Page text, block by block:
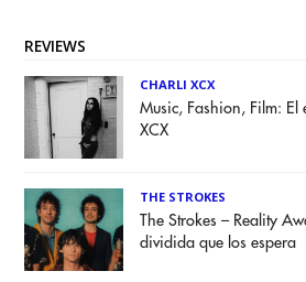
REVIEWS
CHARLI XCX
Music, Fashion, Film:
XCX
THE STROKES
The Strokes – Reality
dividida que los espera